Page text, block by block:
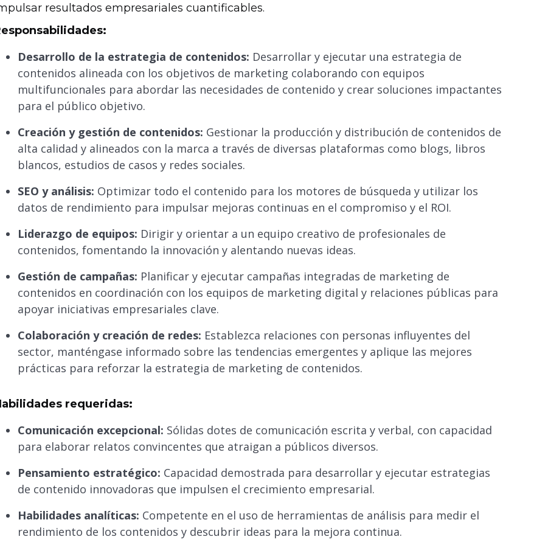
resultados empresariales cuantificables.
Desarrollo de la estrategia de contenidos: Desarrollar y ejecutar una estrategia de
contenidos alineada con los objetivos de marketing colaborando con equipos
multifuncionales para abordar las necesidades de contenido y crear soluciones impactantes
para el público objetivo.
Creación y gestión de contenidos: Gestionar la producción y distribución de contenidos de
alta calidad y alineados con la marca a través de diversas plataformas como blogs, libros
blancos, estudios de casos y redes sociales.
SEO y análisis: Optimizar todo el contenido para los motores de búsqueda y utilizar los
datos de rendimiento para impulsar mejoras continuas en el compromiso y el ROI.
Liderazgo de equipos: Dirigir y orientar a un equipo creativo de profesionales de
contenidos, fomentando la innovación y alentando nuevas ideas.
Gestión de campañas: Planificar y ejecutar campañas integradas de marketing de
contenidos en coordinación con los equipos de marketing digital y relaciones públicas para
apoyar iniciativas empresariales clave.
Colaboración y creación de redes: Establezca relaciones con personas influyentes del
sector, manténgase informado sobre las tendencias emergentes y aplique las mejores
prácticas para reforzar la estrategia de marketing de contenidos.
requeridas:
Comunicación excepcional: Sólidas dotes de comunicación escrita y verbal, con capacidad
para elaborar relatos convincentes que atraigan a públicos diversos.
Pensamiento estratégico: Capacidad demostrada para desarrollar y ejecutar estrategias
de contenido innovadoras que impulsen el crecimiento empresarial.
Habilidades analíticas: Competente en el uso de herramientas de análisis para medir el
rendimiento de los contenidos y descubrir ideas para la mejora continua.